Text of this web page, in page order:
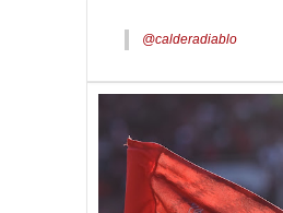
@calderadiablo